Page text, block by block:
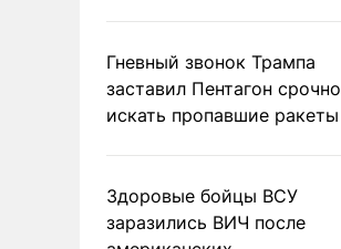
Гневный звонок Трампа
заставил Пентагон срочно
искать пропавшие ракеты
Здоровые бойцы ВСУ
заразились ВИЧ после